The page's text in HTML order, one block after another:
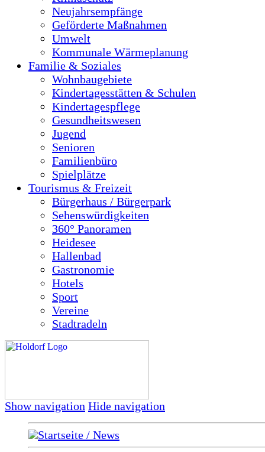
Neujahrsempfänge
Geförderte Maßnahmen
Umwelt
Kommunale Wärmeplanung
Familie & Soziales
Wohnbaugebiete
Kindertagesstätten & Schulen
Kindertagespflege
Gesundheitswesen
Jugend
Senioren
Familienbüro
Spielplätze
Tourismus & Freizeit
Bürgerhaus / Bürgerpark
Sehenswürdigkeiten
360° Panoramen
Heidesee
Hallenbad
Gastronomie
Hotels
Sport
Vereine
Stadtradeln
Show navigation Hide navigation
Startseite / News